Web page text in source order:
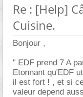
Re : [Help]
Cuisine.
Bonjour ,
" EDF prend 7 A
Etonnant qu'EDF
il est fort ! , et si
valeur depend